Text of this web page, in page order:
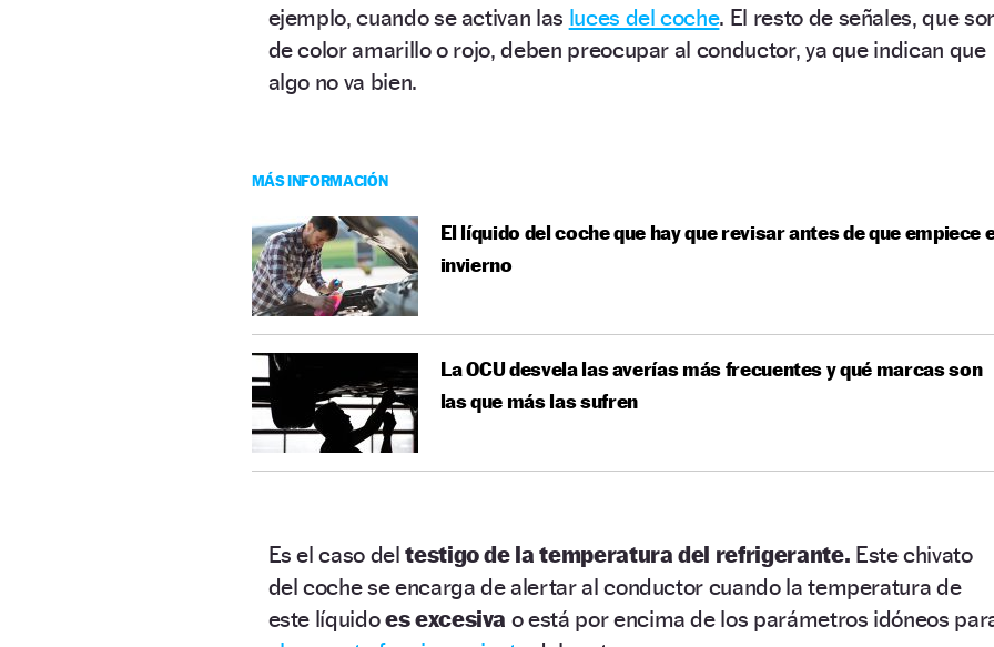
ejemplo, cuando se activan las luces del coche. El resto de señales, que
de color amarillo o rojo, deben preocupar al conductor, ya que indican que
algo no va bien.
MÁS INFORMACIÓN
El líquido del coche que hay que revisar antes de que empiece
invierno
La OCU desvela las averías más frecuentes y qué marcas son
las que más las sufren
Es el caso deltestigo de la temperatura del refrigerante. Este chivato
del coche se encarga de alertar al conductor cuando la temperatura de
este líquidoes excesiva o está por encima de los parámetros idóneos